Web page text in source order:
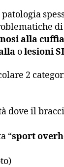
alla
olesioni
2
dove il
“sport